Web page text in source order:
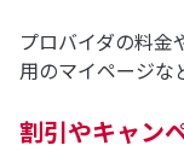
プロバイダの料金
用のマイページな
割引やキャン